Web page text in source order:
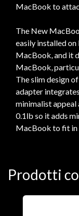
MacBook to
The New
easily installed
MacBook, and it
MacBook,
The slim design
adapter
minimalist appeal
0.1lb so it adds
MacBook to fit in
Prodotti